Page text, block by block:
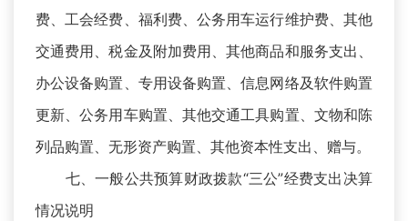
费、工会经费、福利费、公务用车运行维护费、其他
交通费用、税金及附加费用、其他商品和服务支出、
办公设备购置、专用设备购置、信息网络及软件购置
更新、公务用车购置、其他交通工具购置、文物和陈
列品购置、无形资产购置、其他资本性支出、赠与。
七、一般公共预算财政拨款“三公”经费支出决算
情况说明